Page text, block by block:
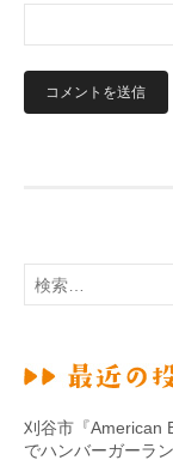
検
索
刈谷市『American
でハンバーガーラ